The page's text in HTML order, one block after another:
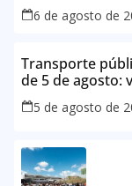
6 de agosto de
Transporte
de 5 de agosto:
5 de agosto de